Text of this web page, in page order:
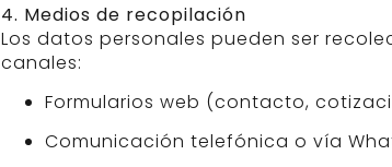
4. Medios de recopilación
Los datos personales pueden ser
canales:
Formularios web (contacto,
Comunicación telefónica o vía